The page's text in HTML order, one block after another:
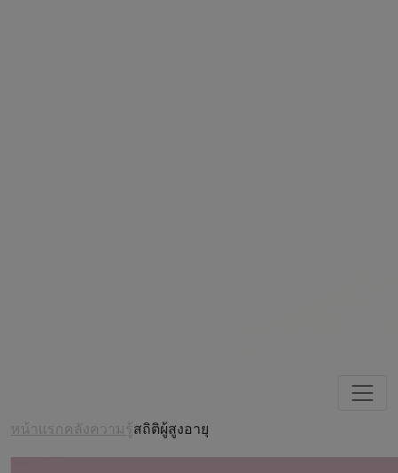
หน้าแรกคลังความรู้สถิติผู้สูงอายุ